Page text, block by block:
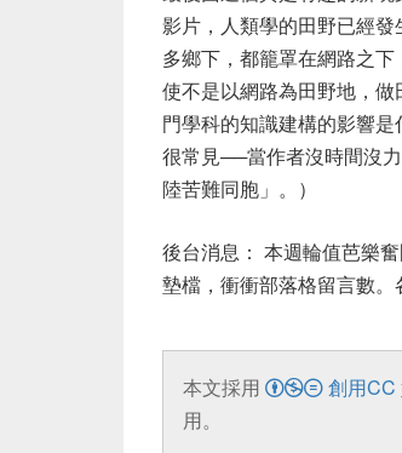
影片，人類學的田野已經
多鄉下，都籠罩在網路之
使不是以網路為田野地，
門學科的知識建構的影響
很常見──當作者沒時間沒
陸苦難同胞」。）
後台消息： 本週輪值芭樂
墊檔，衝衝部落格留言數。
本文採用 創用CC
用。